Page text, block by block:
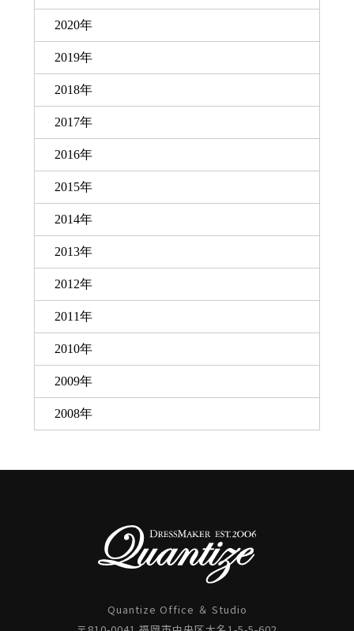
2020年
2019年
2018年
2017年
2016年
2015年
2014年
2013年
2012年
2011年
2010年
2009年
2008年
Quantize Office ＆ Studio